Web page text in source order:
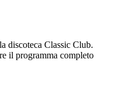
discoteca Classic Club.
il programma completo